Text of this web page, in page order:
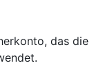
das die